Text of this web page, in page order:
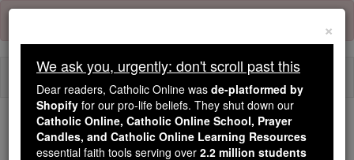
Skip
content
Because of You, 2.2 Million
×
We ask you, urgently: don't scroll past this
Dear readers, Catholic Online was de-platformed by
Shopify for our pro-life beliefs. They shut down our
Catholic Online, Catholic Online School, Prayer
Candles, and Catholic Online Learning Resources
essential faith tools serving over 2.2 million students